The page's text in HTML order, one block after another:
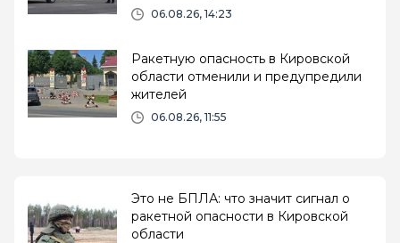
06.08.26, 14:23
Ракетную опасность в Кировской
области отменили и предупредили
жителей
06.08.26, 11:55
Это не БПЛА: что значит сигнал о
ракетной опасности в Кировской
области